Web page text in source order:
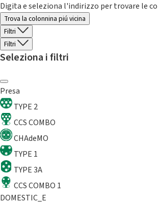
Digita e seleziona l'indirizzo per trovare le
Trova la colonnina piú vicina
Filtri
Filtri
Seleziona i filtri
Presa
TYPE 2
CCS COMBO
CHAdeMO
TYPE 1
TYPE 3A
CCS COMBO 1
DOMESTIC_E